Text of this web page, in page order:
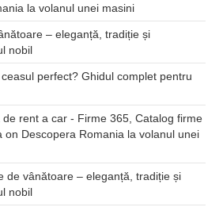
la volanul unei masini
– eleganță, tradiție și
nobil
perfect? Ghidul complet pentru
rent a car - Firme 365, Catalog firme
on Descopera Romania la volanul unei
de vânătoare – eleganță, tradiție și
nobil